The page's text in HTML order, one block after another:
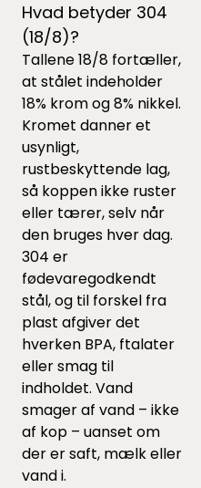
Hvad betyder 304
(18/8)?
Tallene 18/8 fortæller,
at stålet indeholder
18% krom og 8% nikkel.
Kromet danner et
usynligt,
rustbeskyttende lag,
så koppen ikke ruster
eller tærer, selv når
den bruges hver dag.
304 er
fødevaregodkendt
stål, og til forskel fra
plast afgiver det
hverken BPA, ftalater
eller smag til
indholdet. Vand
smager af vand – ikke
af kop – uanset om
der er saft, mælk eller
vand i.